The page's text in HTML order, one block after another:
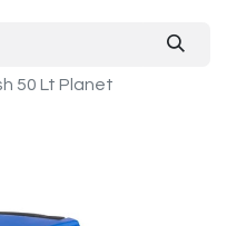
50 Lt Planet